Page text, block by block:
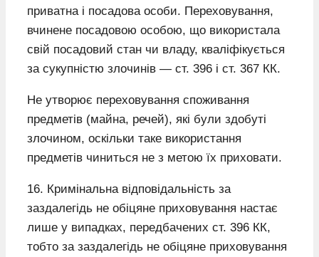
приватна і посадова особи. Переховування,
вчинене посадовою особою, що використала
свій посадовий стан чи владу, кваліфікується
за сукупністю злочинів — ст. 396 і ст. 367 КК.
Не утворює переховування споживання
предметів (майна, речей), які були здобуті
злочином, оскільки таке використання
предметів чиниться не з метою їх приховати.
16. Кримінальна відповідальність за
заздалегідь не обіцяне приховування настає
лише у випадках, передбачених ст. 396 КК,
тобто за заздалегідь не обіцяне приховування